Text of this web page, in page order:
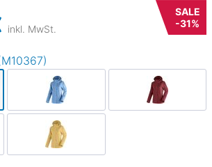
inkl. MwSt.
SALE
-31%